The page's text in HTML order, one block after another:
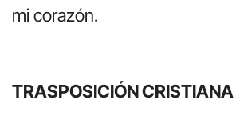
mi corazón.
TRASPOSICIÓN CRISTIANA